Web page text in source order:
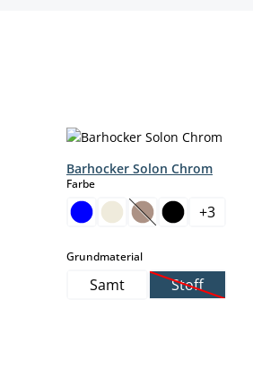
nicht verfügbar.)
Barhocker Solon Chrom
Farbeauswählen
(Diese Option ist
+3
Grundmaterialauswählen
Samt Stoff(Diese